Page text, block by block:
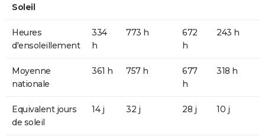
Soleil
Heures
d'ensoleillement
334
h
773 h
672
h
243 h
Moyenne
nationale
361 h 757 h
677
h
318 h
Equivalent jours
de soleil
14 j 32 j 28 j 10 j